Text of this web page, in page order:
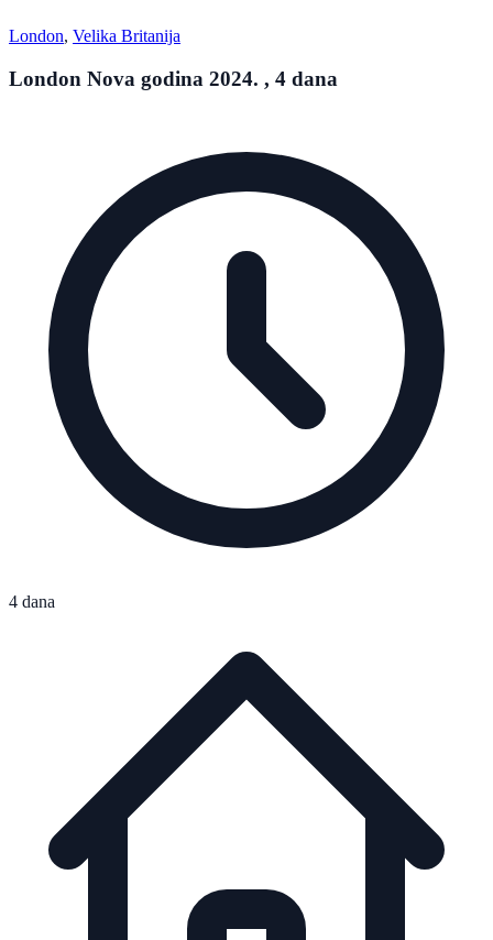
London, Velika Britanija
London Nova godina 2024. , 4 dana
4 dana